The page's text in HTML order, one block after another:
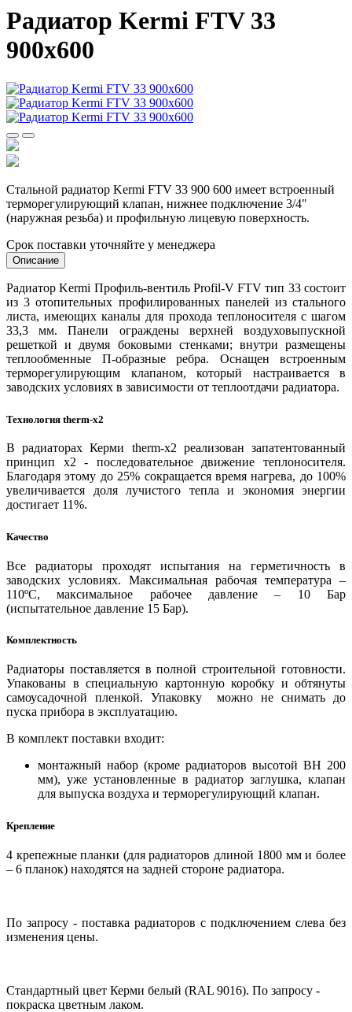
Радиатор Kermi FTV 33
900x600
Стальной радиатор Kermi FTV 33 900 600 имеет встроенный
терморегулирующий клапан, нижнее подключение 3/4"
(наружная резьба) и профильную лицевую поверхность.
Срок поставки уточняйте у менеджера
Описание
Радиатор Kermi Профиль-вентиль Profil-V FTV тип 33 состоит
из 3 отопительных профилированных панелей из стального
листа, имеющих каналы для прохода теплоносителя с шагом
33,3 мм. Панели ограждены верхней воздуховыпускной
решеткой и двумя боковыми стенками; внутри размещены
теплообменные П-образные ребра. Оснащен встроенным
терморегулирующим клапаном, который настраивается в
заводских условиях в зависимости от теплоотдачи радиатора.
Технология therm-x2
В радиаторах Керми therm-x2 реализован запатентованный
принцип x2 - последовательное движение теплоносителя.
Благодаря этому до 25% сокращается время нагрева, до 100%
увеличивается доля лучистого тепла и экономия энергии
достигает 11%.
Качество
Все радиаторы проходят испытания на герметичность в
заводских условиях. Максимальная рабочая температура –
110ºС, максимальное рабочее давление – 10 Бар
(испытательное давление 15 Бар).
Комплектность
Радиаторы поставляется в полной строительной готовности.
Упакованы в специальную картонную коробку и обтянуты
самоусадочной пленкой. Упаковку можно не снимать до
пуска прибора в эксплуатацию.
В комплект поставки входит:
монтажный набор (кроме радиаторов высотой BH 200
мм), уже установленные в радиатор заглушка, клапан
для выпуска воздуха и терморегулирующий клапан.
Крепление
4 крепежные планки (для радиаторов длиной 1800 мм и более
– 6 планок) находятся на задней стороне радиатора.
По запросу - поставка радиаторов с подключением слева без
изменения цены.
Стандартный цвет Керми белый (RAL 9016). По запросу -
покраска цветным лаком.